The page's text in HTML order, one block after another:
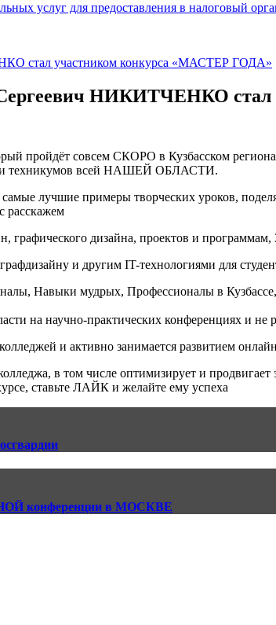
услуг для предоставления в налоговый
Сергеевич НИКИТЧЕНКО
пройдёт совсем СКОРО в Кузбасском
всей НАШЕЙ ОБЛАСТИ.
лучшие примеры творческих уроков,
расскажем
графического дизайна, проектов и
и другим IT-технологиями для
Навыки мудрых, Профессионалы в
на научно-практических конференциях и
и активно занимается развитием онлайн-
в том числе оптимизирует и продвигает
ставьте ЛАЙК и желайте ему успеха
конференции в МОСКВЕ